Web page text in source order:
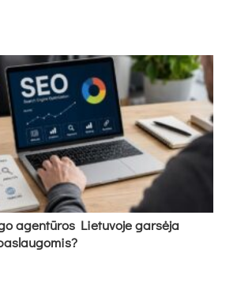
agentūros Lietuvoje garsėja